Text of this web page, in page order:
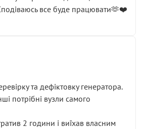
все буде працювати🫶❤️
та дефіктовку генератора.
потрібні вузли самого
2 години і виїхав власним